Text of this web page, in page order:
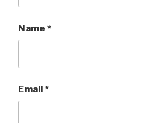
Name *
Email*